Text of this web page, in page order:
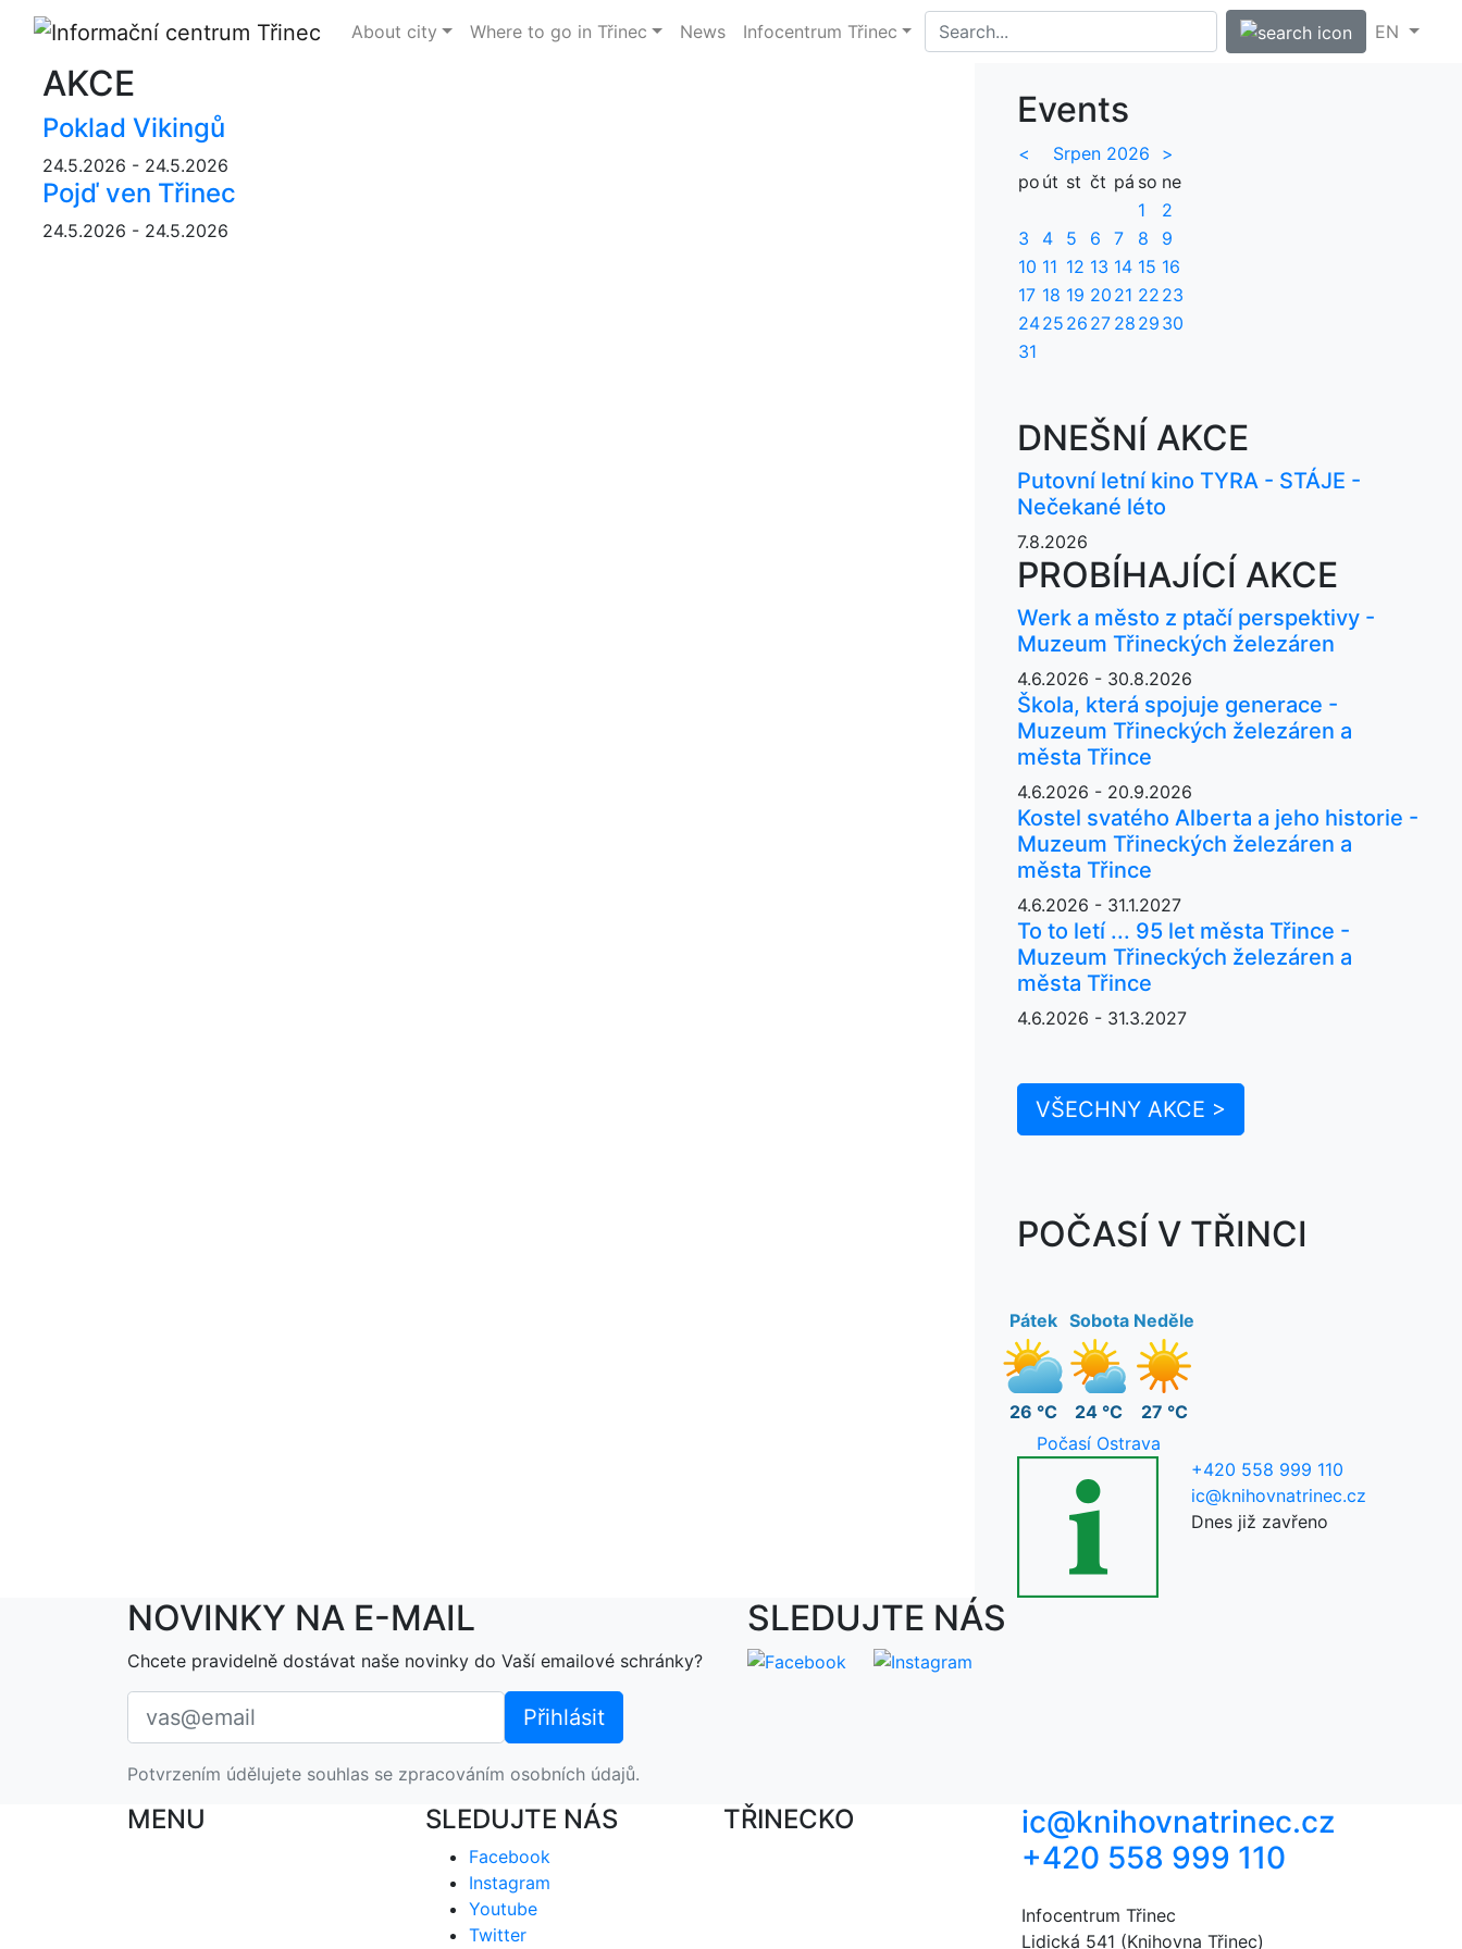
About city Where to go in Třinec News Infocentrum Třinec EN
AKCE
Poklad Vikingů
24.5.2026 - 24.5.2026
Pojď ven Třinec
24.5.2026 - 24.5.2026
Events
< Srpen 2026
>
po út st čt pá so ne
1
2
3
4 5 6 7 8
9
10 11 12 13 14 15 16
17 18 19 20 21 22 23
2425 26 27 28 29 30
31
DNEŠNÍ AKCE
Putovní letní kino TYRA - STÁJE -
Nečekané léto
7.8.2026
PROBÍHAJÍCÍ AKCE
Werk a město z ptačí perspektivy -
Muzeum Třineckých železáren
4.6.2026 - 30.8.2026
Škola, která spojuje generace -
Muzeum Třineckých železáren a
města Třince
4.6.2026 - 20.9.2026
Kostel svatého Alberta a jeho historie -
Muzeum Třineckých železáren a
města Třince
4.6.2026 - 31.1.2027
To to letí ... 95 let města Třince -
Muzeum Třineckých železáren a
města Třince
4.6.2026 - 31.3.2027
VŠECHNY AKCE >
POČASÍ V TŘINCI
Pátek
26 °C
Sobota
24 °C
Neděle
27 °C
Počasí Ostrava
+420 558 999 110
ic@knihovnatrinec.cz
Dnes již zavřeno
NOVINKY NA E-MAIL
Chcete pravidelně dostávat naše novinky do Vaší emailové schránky?
Potvrzením údělujete souhlas se zpracováním osobních údajů.
SLEDUJTE NÁS
MENU SLEDUJTE NÁS
Facebook
Instagram
Youtube
Twitter
TŘINECKO
ic@knihovnatrinec.cz
+420 558 999 110
Infocentrum Třinec
Lidická 541 (Knihovna Třinec)